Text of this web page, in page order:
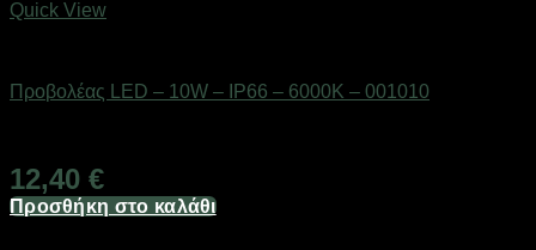
Quick View
Προβολέας LED – 10W – IP66 – 6000K – 001010
12,40 €
Προσθήκη στο καλάθι